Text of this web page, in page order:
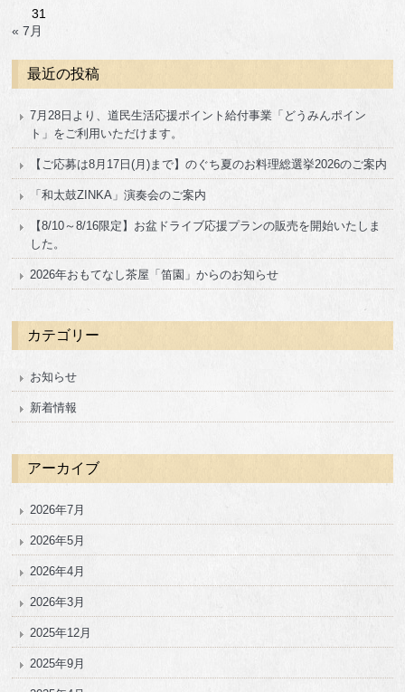
31
« 7月
最近の投稿
7月28日より、道民生活応援ポイント給付事業「どうみんポイン
ト」をご利用いただけます。
【ご応募は8月17日(月)まで】のぐち夏のお料理総選挙2026のご案内
「和太鼓ZINKA」演奏会のご案内
【8/10～8/16限定】お盆ドライブ応援プランの販売を開始いたしま
した。
2026年おもてなし茶屋「笛園」からのお知らせ
カテゴリー
お知らせ
新着情報
アーカイブ
2026年7月
2026年5月
2026年4月
2026年3月
2025年12月
2025年9月